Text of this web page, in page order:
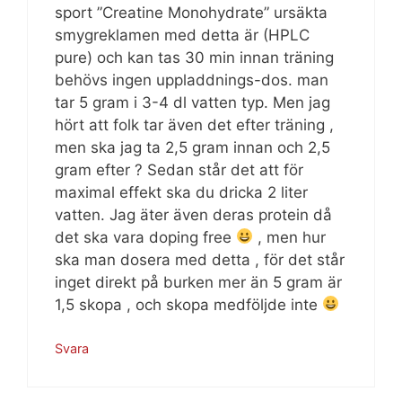
sport ”Creatine Monohydrate” ursäkta
smygreklamen med detta är (HPLC
pure) och kan tas 30 min innan träning
behövs ingen uppladdnings-dos. man
tar 5 gram i 3-4 dl vatten typ. Men jag
hört att folk tar även det efter träning ,
men ska jag ta 2,5 gram innan och 2,5
gram efter ? Sedan står det att för
maximal effekt ska du dricka 2 liter
vatten. Jag äter även deras protein då
det ska vara doping free
, men hur
ska man dosera med detta , för det står
inget direkt på burken mer än 5 gram är
1,5 skopa , och skopa medföljde inte
Svara